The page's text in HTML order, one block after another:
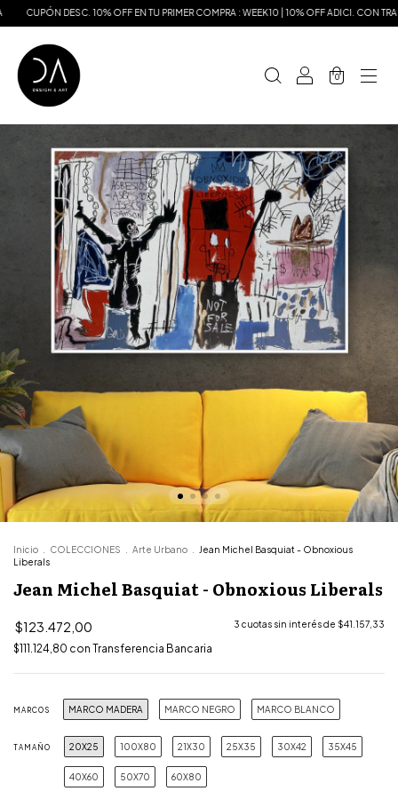
10% OFF EN TU PRIMER COMPRA : WEEK10 | 10% OFF ADICI. CON TRANSFERENCIA
0
Inicio COLECCIONES Arte Urbano
Jean Michel Basquiat - Obnoxious
Liberals
Jean Michel Basquiat - Obnoxious Liberals
$123.472,00 3 cuotas sin interés de $41.157,33
$111.124,80 con Transferencia Bancaria
MARCOS MARCO MADERA MARCO NEGRO MARCO BLANCO
TAMAÑO 20X25 100X80 21X30 25X35 30X42 35X45
40X60 50X70 60X80